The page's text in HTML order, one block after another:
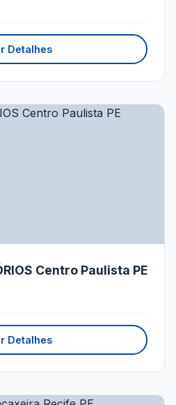
Detalhes
Centro Paulista PE
Detalhes